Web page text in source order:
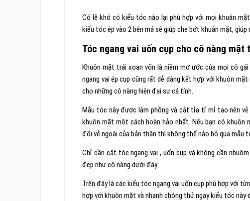
Có lẽ khó có kiểu tóc nào lại phù hợp với mọi khuân
kiểu tóc ép vào 2 bên má sẽ giúp che bớt khuân mặt,
Tóc ngang vai uốn cụp cho cô nàng mặt
Khuôn mặt trái xoan vốn là niềm mơ ước của mọi cô
ngang vai ép cụp cũng rất dễ dàng kết hợp với khuôn
cho những cô nàng hiện đại sự cá tính.
Mẫu tóc này được làm phồng và cắt tỉa tỉ mỉ tạo nên
khuôn mặt một cách hoàn hảo nhất. Nếu bạn có
đổi vẻ ngoài của bản thân thì không thể nào bỏ qua mẫu
Chỉ cần cắt tóc ngang vai , uốn cụp và không cần
đẹp như cô nàng dưới đây.
Trên đây là các kiểu tóc ngang vai uốn cụp phù hợp với
hợp với khuôn mặt và nhanh chóng thử ngay kiểu tóc